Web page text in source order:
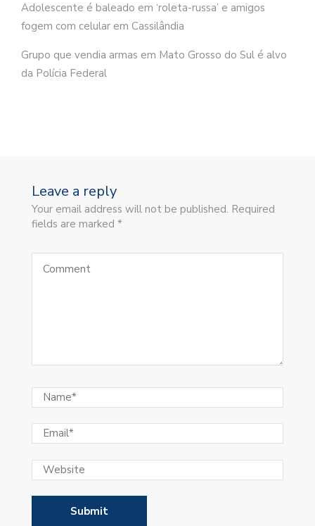
Adolescente é baleado em ‘roleta-russa’ e amigos
fogem com celular em Cassilândia
Grupo que vendia armas em Mato Grosso do Sul é alvo
da Polícia Federal
Leave a reply
Your email address will not be published. Required
fields are marked *